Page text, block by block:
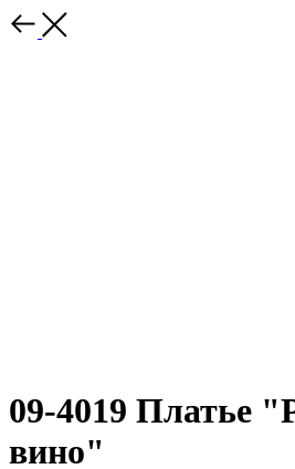
09-4019 Платье
вино"